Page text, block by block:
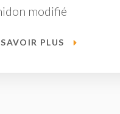
modifié
PLUS